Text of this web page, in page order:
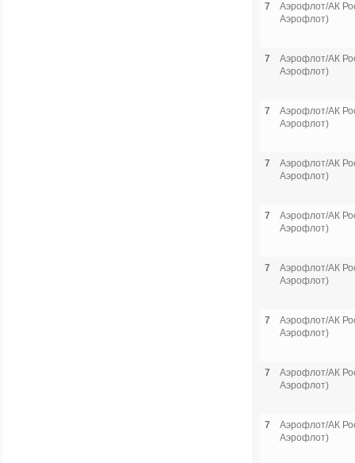
7
Аэрофлот/АК
Аэрофлот)
7
Аэрофлот/АК
Аэрофлот)
7
Аэрофлот/АК
Аэрофлот)
7
Аэрофлот/АК
Аэрофлот)
7
Аэрофлот/АК
Аэрофлот)
7
Аэрофлот/АК
Аэрофлот)
7
Аэрофлот/АК
Аэрофлот)
7
Аэрофлот/АК
Аэрофлот)
7
Аэрофлот/АК
Аэрофлот)